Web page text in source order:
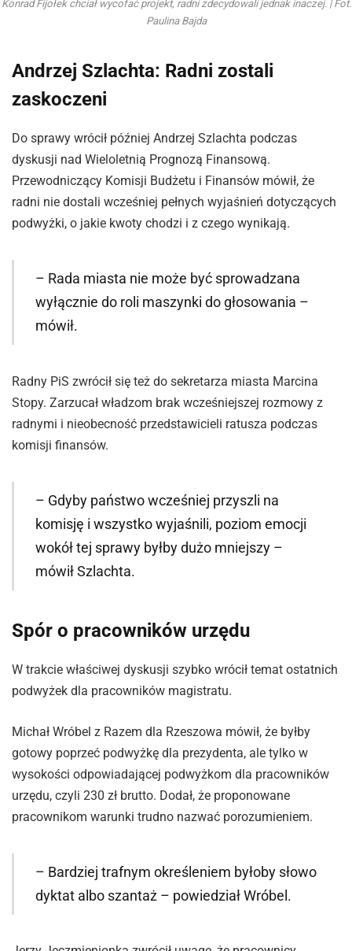
Konrad Fijołek chciał wycofać projekt, radni zdecydowali jednak inaczej. | Fot.
Paulina Bajda
Andrzej Szlachta: Radni zostali
zaskoczeni
Do sprawy wrócił później Andrzej Szlachta podczas
dyskusji nad Wieloletnią Prognozą Finansową.
Przewodniczący Komisji Budżetu i Finansów mówił, że
radni nie dostali wcześniej pełnych wyjaśnień dotyczących
podwyżki, o jakie kwoty chodzi i z czego wynikają.
– Rada miasta nie może być sprowadzana
wyłącznie do roli maszynki do głosowania –
mówił.
Radny PiS zwrócił się też do sekretarza miasta Marcina
Stopy. Zarzucał władzom brak wcześniejszej rozmowy z
radnymi i nieobecność przedstawicieli ratusza podczas
komisji finansów.
– Gdyby państwo wcześniej przyszli na
komisję i wszystko wyjaśnili, poziom emocji
wokół tej sprawy byłby dużo mniejszy –
mówił Szlachta.
Spór o pracowników urzędu
W trakcie właściwej dyskusji szybko wrócił temat ostatnich
podwyżek dla pracowników magistratu.
Michał Wróbel z Razem dla Rzeszowa mówił, że byłby
gotowy poprzeć podwyżkę dla prezydenta, ale tylko w
wysokości odpowiadającej podwyżkom dla pracowników
urzędu, czyli 230 zł brutto. Dodał, że proponowane
pracownikom warunki trudno nazwać porozumieniem.
– Bardziej trafnym określeniem byłoby słowo
dyktat albo szantaż – powiedział Wróbel.